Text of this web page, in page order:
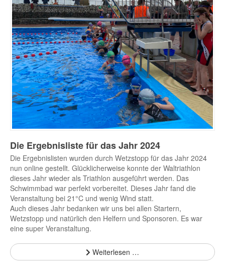
Die Ergebnisliste für das Jahr 2024
Die Ergebnislisten wurden durch Wetzstopp für das Jahr 2024
nun online gestellt. Glücklicherweise konnte der Waltriathlon
dieses Jahr wieder als Triathlon ausgeführt werden. Das
Schwimmbad war perfekt vorbereitet. Dieses Jahr fand die
Veranstaltung bei 21°C und wenig Wind statt.
Auch dieses Jahr bedanken wir uns bei allen Startern,
Wetzstopp und natürlich den Helfern und Sponsoren. Es war
eine super Veranstaltung.
Weiterlesen …